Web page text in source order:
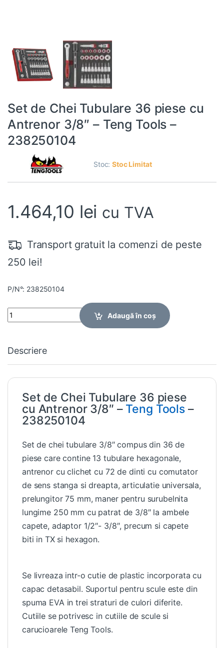
Set de Chei Tubulare 36 piese cu
Antrenor 3/8″ – Teng Tools –
238250104
Stoc:Stoc Limitat
1.464,10 lei cu TVA
Transport gratuit la comenzi de peste
250 lei!
P/N°: 238250104
Quantity
Adaugă în coș
Descriere
Set de Chei Tubulare 36 piese
cu Antrenor 3/8″ – Teng Tools–
238250104
Set de chei tubulare 3/8″ compus din 36 de
piese care contine 13 tubulare hexagonale,
antrenor cu clichet cu 72 de dinti cu comutator
de sens stanga si dreapta, articulatie universala,
prelungitor 75 mm, maner pentru surubelnita
lungime 250 mm cu patrat de 3/8″ la ambele
capete, adaptor 1/2″- 3/8″, precum si capete
biti in TX si hexagon.
Se livreaza intr-o cutie de plastic incorporata cu
capac detasabil. Suportul pentru scule este din
spuma EVA in trei straturi de culori diferite.
Cutiile se potrivesc in cutiile de scule si
carucioarele Teng Tools.